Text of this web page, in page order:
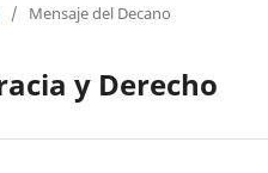
/ Mensaje del Decano
y Derecho